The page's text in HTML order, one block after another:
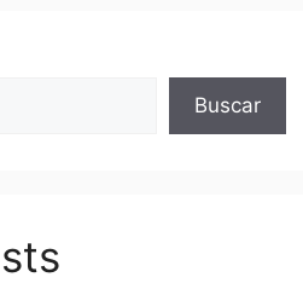
Buscar